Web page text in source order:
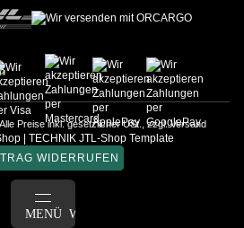
Preise inkl. gesetzlicher USt., zzgl.Versand
TECHNIK JTL-Shop Template
WIDERRUFEN
MENÜ WARENKORB